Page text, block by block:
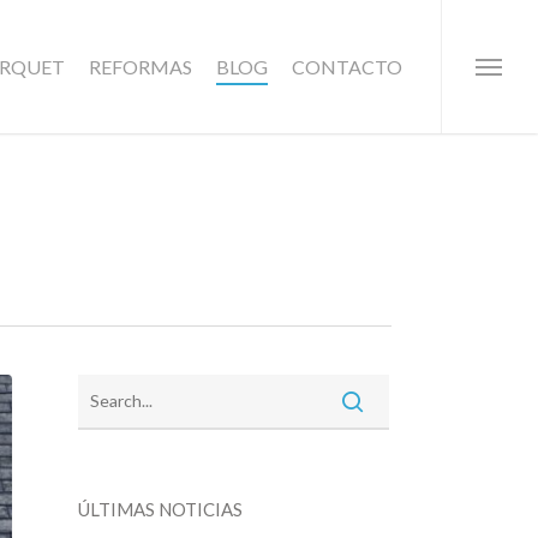
REFORMAS BLOG CONTACTO Menu
ÚLTIMAS NOTICIAS